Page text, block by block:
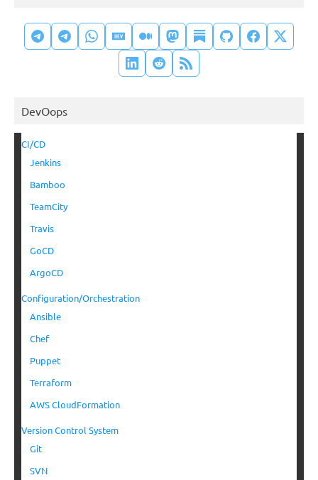
DevOops
CI/CD
Jenkins
Bamboo
TeamCity
Travis
GoCD
ArgoCD
Configuration/Orchestration
Ansible
Chef
Puppet
Terraform
AWS CloudFormation
Version Control System
Git
SVN